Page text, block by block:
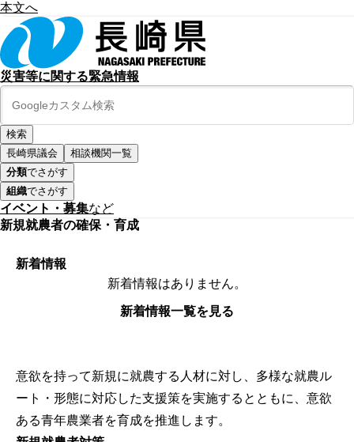
本文へ
災害等に関する緊急情報
長崎県議会
相談機関一覧
分類でさがす
組織でさがす
イベント・募集など
新規就農者の確保・育成
新着情報
新着情報はありません。
新着情報一覧を見る
意欲を持って新規に就農する人材に対し、多様な就農ル
ート・形態に対応した支援策を実施するとともに、意欲
ある青年農業者を育成を推進します。